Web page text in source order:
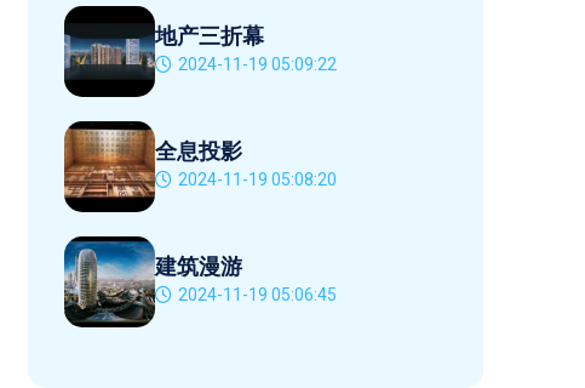
地产三折幕
2024-11-19 05:09:22
全息投影
2024-11-19 05:08:20
建筑漫游
2024-11-19 05:06:45